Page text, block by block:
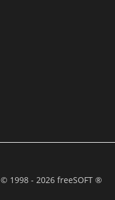
© 1998 - 2026 freeSOFT ®